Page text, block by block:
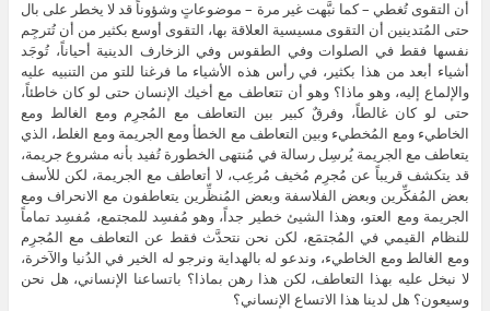
أن التقوى تُغطي – كما نبَّهت غير مرة – موضوعاتٍ وشؤوناً قد لا يخطر على بال
حتى المُتدينين أن التقوى مسيسية العلاقة بها، التقوى أوسع بكثير من أن تُترجِم
نفسها فقط في الصلوات وفي الطقوس وفي الزخارف الدينية أحياناً، تُوجَد
أشياء أبعد من هذا بكثير، في رأس هذه الأشياء ما فرغنا للتو من التنبيه عليه
والإلماع إليه، وهو ماذا؟ وهو أن تتعاطف مع أخيك الإنسان حتى لو كان خاطئاً،
حتى لو كان غالطاً، وفرقٌ كبير بين التعاطف مع المُجرِم ومع الغالط ومع
الخاطيء ومع المُخطيء وبين التعاطف مع الخطأ ومع الجريمة ومع الغلط، الذي
يتعاطف مع الجريمة يُرسِل رسالة في مُنتهى الخطورة تُفيد بأنه مشروع جريمة،
قد يتكشف قريباً عن مُجرِم مُخيف مُرعِب، لا أتعاطف مع الجريمة، لكن للأسف
بعض المُفكِّرين وبعض الفلاسفة وبعض المُنظِّرين يتعاطفون مع الانحراف ومع
الجريمة ومع العتو، وهذا الشيئ خطير جداً، وهو مُفسِد للمجتمع، مُفسِد تماماً
للنظام القيمي في المُجتمَع، لكن نحن نتحدَّث فقط عن التعاطف مع المُجرِم
ومع الغالط ومع الخاطيء، وندعو له بالهداية ونرجو له الخير في الدُنيا والآخرة،
لا نبخل عليه بهذا التعاطف، لكن هذا رهن بماذا؟ باتساعنا الإنساني، هل نحن
وسيعون؟ هل لدينا هذا الاتساع الإنساني؟